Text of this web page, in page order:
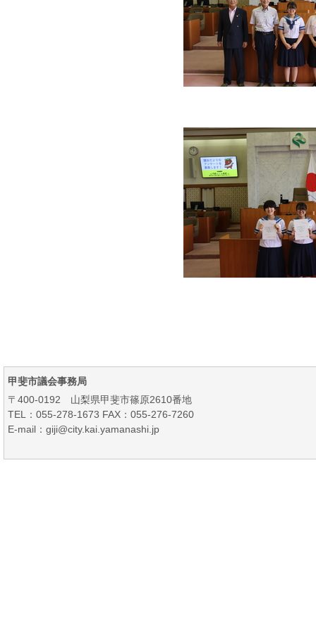
甲斐市議会事務局
〒400-0192 山梨県甲斐市篠原2610番地
TEL：055-278-1673 FAX：055-276-7260
E-mail：giji@city.kai.yamanashi.jp